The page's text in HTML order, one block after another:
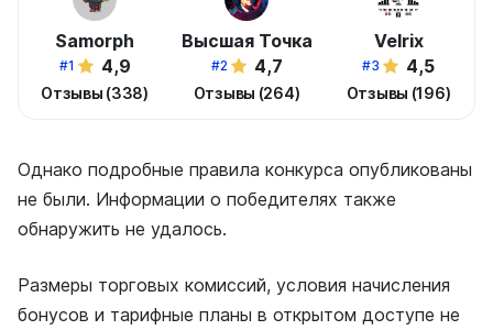
Samorph
#1 4,9
Отзывы (338)
Высшая Точка
#2 4,7
Отзывы (264)
Velrix
#3 4,5
Отзывы (196)
Однако подробные правила конкурса опубликованы
не были. Информации о победителях также
обнаружить не удалось.
Размеры торговых комиссий, условия начисления
бонусов и тарифные планы в открытом доступе не